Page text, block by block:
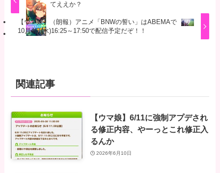
てええか？
【ウマ娘】（朗報）アニメ「BNWの誓い」はABEMAで
10月4日(水)16:25～17:50で配信予定だぞ！！
関連記事
【ウマ娘】6/11に強制アプデされ
る修正内容、やーっとこれ修正入
るんか
2026年6月10日